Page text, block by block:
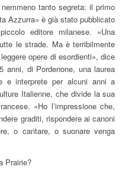
tanto segreta: il primo
Azzurra» è già stato pubblicato
editore milanese. «Una
le strade. Ma è terribilmente
opere di esordienti», dice
anni, di Pordenone, una laurea
e interprete per alcuni anni a
Italienne, che divide la sua
«Ho l’impressione che,
graditi, rispondere ai canoni
o cantare, o suonare venga
Prairie?